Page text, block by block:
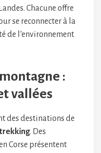
Chacune offre
se reconnecter à la
de l’environnement
:
vallées
des destinations de
trekking. Des
Corse présentent